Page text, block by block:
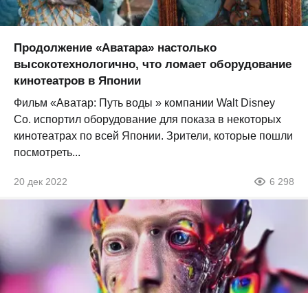
Продолжение «Аватара» настолько
высокотехнологично, что ломает оборудование
кинотеатров в Японии
Фильм «Аватар: Путь воды » компании Walt Disney
Co. испортил оборудование для показа в некоторых
кинотеатрах по всей Японии. Зрители, которые пошли
посмотреть...
20 дек 2022 6 298